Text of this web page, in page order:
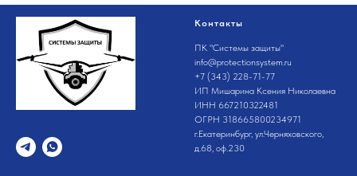
Контакты
ПК "Системы защиты"
info@protectionsystem.ru
+7 (343) 228-71-77
ИП Мишарина Ксения Николаевна
ИНН 667210322481
ОГРН 318665800234971
г.Екатеринбург, ул.Черняховского,
д.68, оф.230